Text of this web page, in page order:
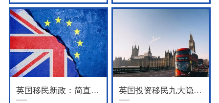
读消化新政。
入门槛的确吸引了不少投资
者的目光，但是两种申请都
需要先得到英国内政部认可
的担保机构背书，才能进行
下一步签证申请。
英国移民新政：简直是留学生的福音！ 英国投资移民九大隐藏属性